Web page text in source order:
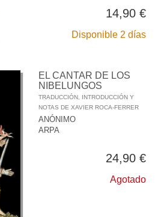
14,90 €
Disponible 2 días
EL CANTAR DE LOS
NIBELUNGOS
TRADUCCIÓN, INTRODUCCIÓN Y
NOTAS DE XAVIER ROCA-FERRER
ANÓNIMO
ARPA
24,90 €
Agotado